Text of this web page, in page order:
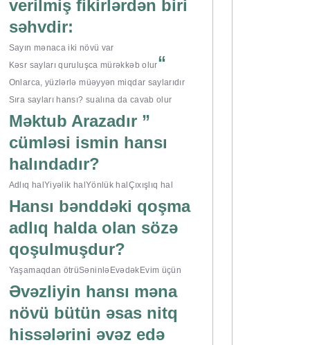
verilmiş fikirlərdən biri
səhvdir:
Sayın mənaca iki növü var
Kəsr sayları quruluşca mürəkkəb olur
Onlarca, yüzlərlə müəyyən miqdar saylarıdır
Sıra sayları hansı? sualına da cavab olur
“
Məktub Arazadır ”
cümləsi ismin hansı
halındadır?
Adlıq halYiyəlik halYönlük halÇıxışlıq hal
Hansı bənddəki qoşma
adlıq halda olan sözə
qoşulmuşdur?
Yaşamaqdan ötrüSəninlə EvədəkEvim üçün
Əvəzliyin hansı məna
növü bütün əsas nitq
hissələrini əvəz edə